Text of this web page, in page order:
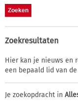
Zoekresultaten
Hier kan je nieuws en
een bepaald lid van
Je zoekopdracht in